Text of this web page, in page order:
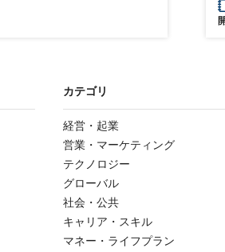
カテゴリ
経営・起業
営業・マーケティング
テクノロジー
グローバル
社会・公共
キャリア・スキル
マネー・ライフプラン